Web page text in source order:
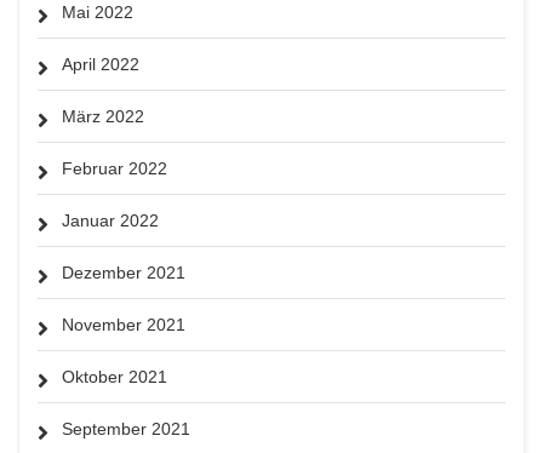
Mai 2022
April 2022
März 2022
Februar 2022
Januar 2022
Dezember 2021
November 2021
Oktober 2021
September 2021